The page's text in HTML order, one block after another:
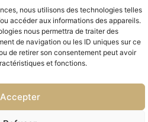
nous utilisons des technologies telles
accéder aux informations des appareils.
nous permettra de traiter des
de navigation ou les ID uniques sur ce
de retirer son consentement peut avoir
et fonctions.
Accepter
les cookies
ce contenu